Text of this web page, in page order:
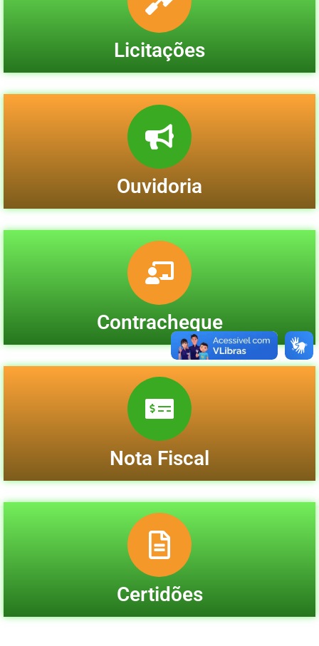
Licitações
Ouvidoria
Contracheque
Nota Fiscal
Certidões